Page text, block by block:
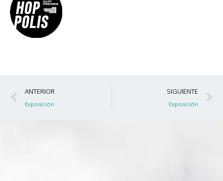
Ant
ANTERIOR
Exposición
SIGUIENTE
Exposición